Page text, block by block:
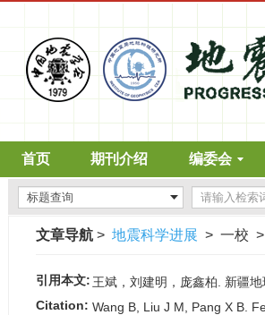
首页 期刊介绍 编委会
文章导航 > 地震科学进展 > 一校 >
引用本文: 王斌，刘建明，庞鑫柏. 新疆
Citation: Wang B, Liu J M, Pang X B.